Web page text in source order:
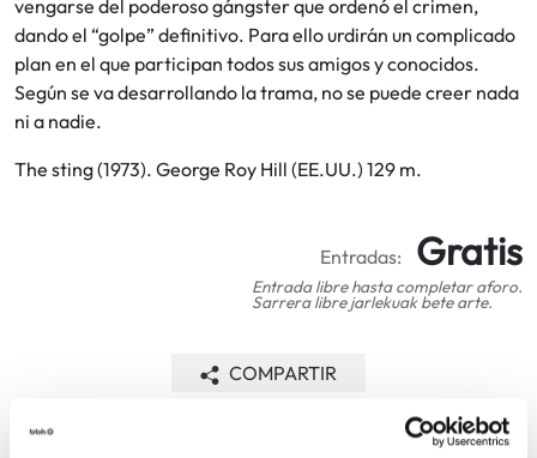
vengarse del poderoso gángster que ordenó el crimen,
dando el “golpe” definitivo. Para ello urdirán un complicado
plan en el que participan todos sus amigos y conocidos.
Según se va desarrollando la trama, no se puede creer nada
ni a nadie.
The sting (1973). George Roy Hill (EE.UU.) 129 m.
Entradas: Gratis
Entrada libre hasta completar aforo.
Sarrera libre jarlekuak bete arte.
COMPARTIR